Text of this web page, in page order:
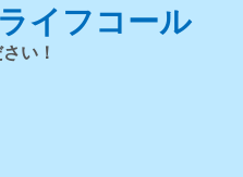
イフコール
い！